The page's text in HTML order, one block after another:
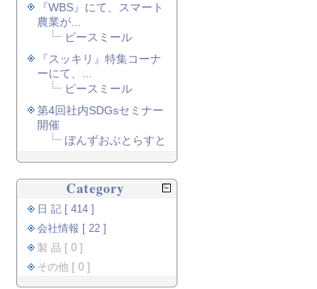
『WBS』にて、スマート
農業が...
ピースミール
『スッキリ』特集コーナ
ーにて、...
ピースミール
第4回社内SDGsセミナー
開催
ぼんずおぶとらすと
Category
日 記 [ 414 ]
会社情報 [ 22 ]
製 品 [ 0 ]
その他 [ 0 ]